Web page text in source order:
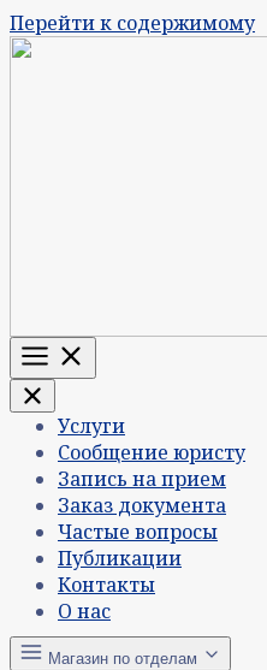
Перейти к содержимому
Меню
Услуги
Сообщение юристу
Запись на прием
Заказ документа
Частые вопросы
Публикации
Контакты
О нас
Магазин по отделам